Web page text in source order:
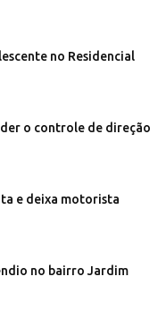
no Residencial
o controle de direção
e deixa motorista
no bairro Jardim